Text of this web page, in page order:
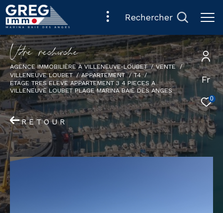
Fr
0
rechercher
Vore recece
AGENCE IMMOBILIÈRE À VILLENEUVE-LOUBET
VENTE
VILLENEUVE LOUBET
APPARTEMENT
T4
ETAGE TRES ELEVE APPARTEMENT 3 4 PIECES A
VILLENEUVE LOUBET PLAGE MARINA BAIE DES ANGES
RETOUR